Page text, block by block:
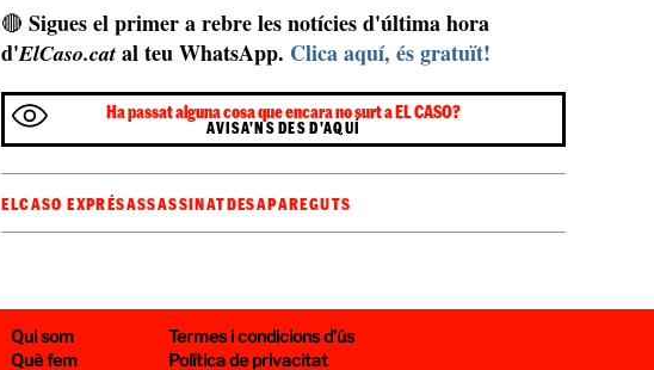
🔴Sigues el primer a rebre les notícies d'última hora
d'ElCaso.cat al teu WhatsApp. Clica aquí, és gratuït!
Ha passat alguna cosa que encara no surt a EL CASO?
AVISA'NS DES D'AQUÍ
ELCASO EXPRÉSASSASSINATDESAPAREGUTS
Qui som
Què fem
Termes i condicions d’ús
Política de privacitat